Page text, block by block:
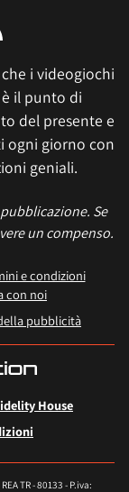
i videogiochi
il punto di
del presente e
ogni giorno con
geniali.
Se
un compenso.
e condizioni
con noi
pubblicità
House
TR - 80133 - P.iva: